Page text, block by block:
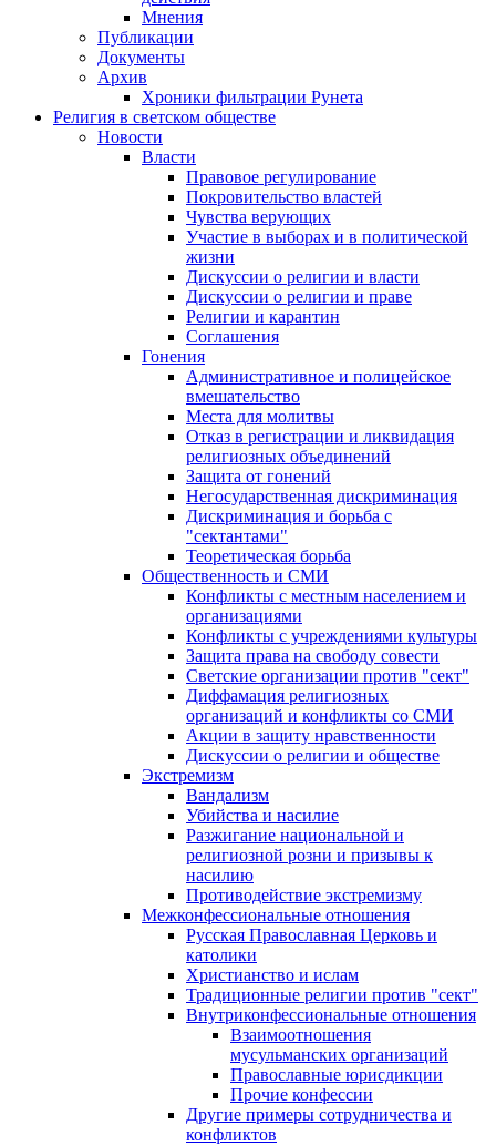
Мнения
Публикации
Документы
Архив
Хроники фильтрации Рунета
Религия в светском обществе
Новости
Власти
Правовое регулирование
Покровительство властей
Чувства верующих
Участие в выборах и в политической
жизни
Дискуссии о религии и власти
Дискуссии о религии и праве
Религии и карантин
Соглашения
Гонения
Административное и полицейское
вмешательство
Места для молитвы
Отказ в регистрации и ликвидация
религиозных объединений
Защита от гонений
Негосударственная дискриминация
Дискриминация и борьба с
"сектантами"
Теоретическая борьба
Общественность и СМИ
Конфликты с местным населением и
организациями
Конфликты с учреждениями культуры
Защита права на свободу совести
Светские организации против "сект"
Диффамация религиозных
организаций и конфликты со СМИ
Акции в защиту нравственности
Дискуссии о религии и обществе
Экстремизм
Вандализм
Убийства и насилие
Разжигание национальной и
религиозной розни и призывы к
насилию
Противодействие экстремизму
Межконфессиональные отношения
Русская Православная Церковь и
католики
Христианство и ислам
Традиционные религии против "сект"
Внутриконфессиональные отношения
Взаимоотношения
мусульманских организаций
Православные юрисдикции
Прочие конфессии
Другие примеры сотрудничества и
конфликтов